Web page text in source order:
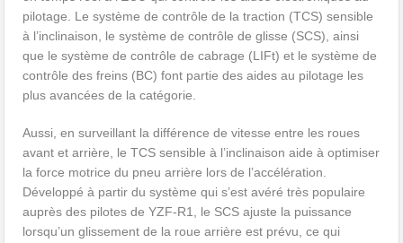
pilotage. Le système de contrôle de la traction (TCS) sensible
à l’inclinaison, le système de contrôle de glisse (SCS), ainsi
que le système de contrôle de cabrage (LIFt) et le système de
contrôle des freins (BC) font partie des aides au pilotage les
plus avancées de la catégorie.
Aussi, en surveillant la différence de vitesse entre les roues
avant et arrière, le TCS sensible à l’inclinaison aide à optimiser
la force motrice du pneu arrière lors de l’accélération.
Développé à partir du système qui s’est avéré très populaire
auprès des pilotes de YZF-R1, le SCS ajuste la puissance
lorsqu’un glissement de la roue arrière est prévu, ce qui